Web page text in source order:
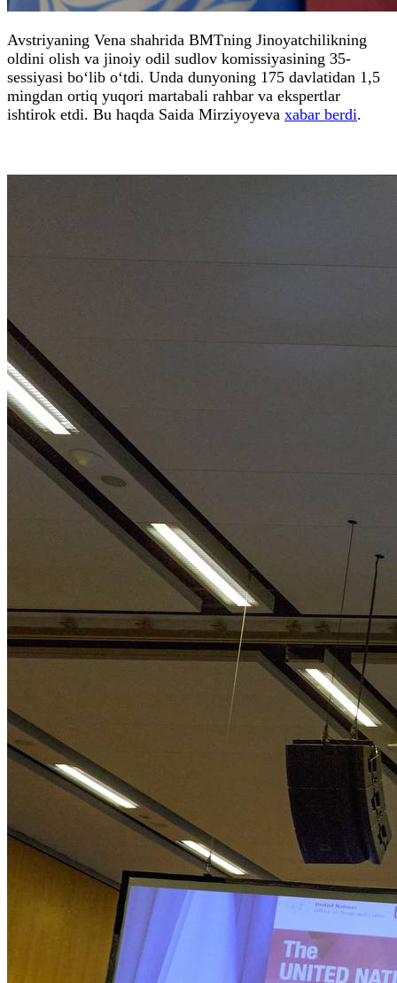
Avstriyaning Vena shahrida BMTning Jinoyatchilikning
oldini olish va jinoiy odil sudlov komissiyasining 35-
sessiyasi bo‘lib o‘tdi. Unda dunyoning 175 davlatidan 1,5
mingdan ortiq yuqori martabali rahbar va ekspertlar
ishtirok etdi. Bu haqda Saida Mirziyoyeva xabar berdi.